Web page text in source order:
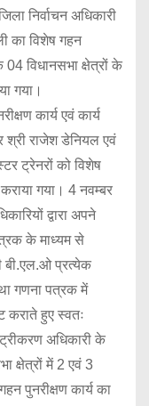
निर्वाचन अधिकारी
का विशेष गहन
विधानसभा क्षेत्रों के
गया।
कार्य एवं कार्य
श्री राजेश डेनियल एवं
ट्रेनरों को विशेष
गया। 4 नवम्बर
द्वारा अपने
के माध्यम से
बी.एल.ओ प्रत्येक
गणना पत्रक में
कराते हुए स्वतः
अधिकारी के
क्षेत्रों में 2 एवं 3
पुनरीक्षण कार्य का